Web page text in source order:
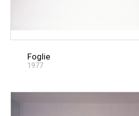
Foglie
1977